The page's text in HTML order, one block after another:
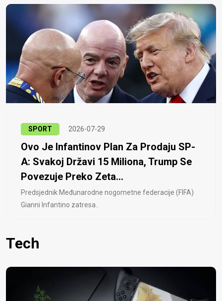
SPORT 2026-07-29
Ovo Je Infantinov Plan Za Prodaju SP-
A: Svakoj Državi 15 Miliona, Trump Se
Povezuje Preko Zeta...
Predsjednik Međunarodne nogometne federacije (FIFA)
Gianni Infantino zatresa..
Tech